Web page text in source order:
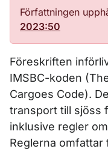
Författningen
2023:50
Föreskriften
IMSBC-koden
Cargoes Code).
transport till sjöss
inklusive regler
Reglerna omfattar